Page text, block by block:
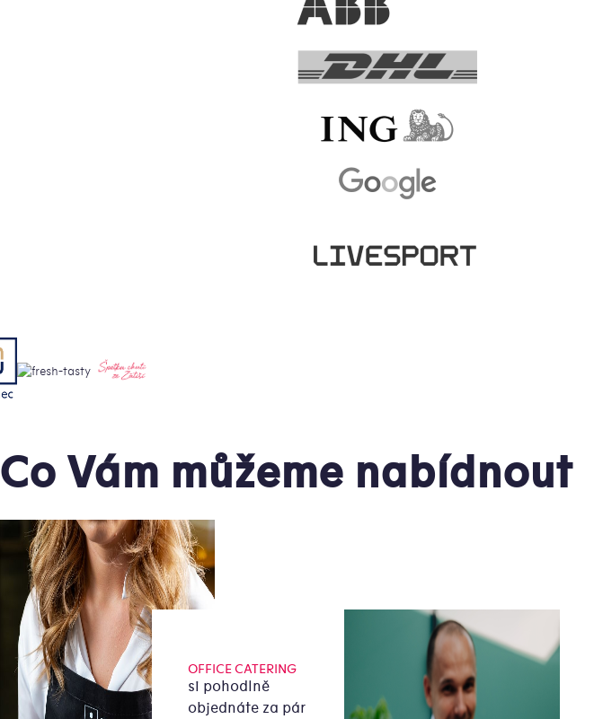
Co Vám můžeme nabídnout
OFFICE CATERING
si pohodlně
objednáte za pár